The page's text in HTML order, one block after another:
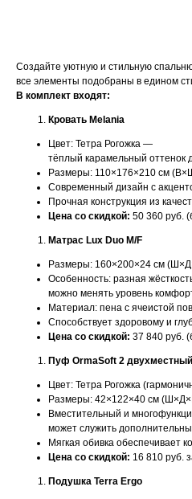
Создайте уютную и стильную
все элементы подобраны в едином
В комплект входят:
Кровать Melania
Цвет: Тетра Рогожка —
тёплый карамельный оттенок
Размеры: 110×176×210 см
Современный дизайн с
Прочная конструкция из
Цена со скидкой: 50 360 руб.
Матрас Lux Duo M/F
Размеры: 160×200×24 см
Особенность: разная
можно менять уровень
Материал: пена с ячеистой
Способствует здоровому и
Цена со скидкой: 37 840 руб.
Пуф OrmaSoft 2 двухместный
Цвет: Тетра Рогожка
Размеры: 42×122×40 см
Вместительный и
может служить
Мягкая обивка обеспечивает
Цена со скидкой: 16 810 руб.
Подушка Terra Ergo